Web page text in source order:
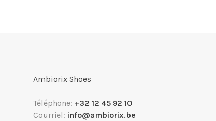
Ambiorix Shoes
Téléphone: +32 12 45 92 10
Courriel: info@ambiorix.be